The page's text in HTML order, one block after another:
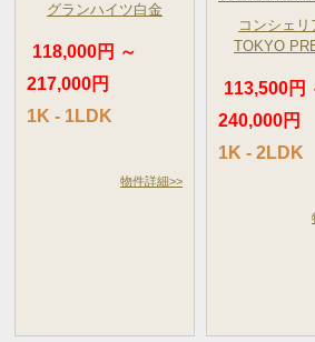
グランハイツ白金
118,000円 ～
217,000円
1K - 1LDK
物件詳細>>
コンシェリ
TOKYO
113,500円
240,000円
1K - 2LDK